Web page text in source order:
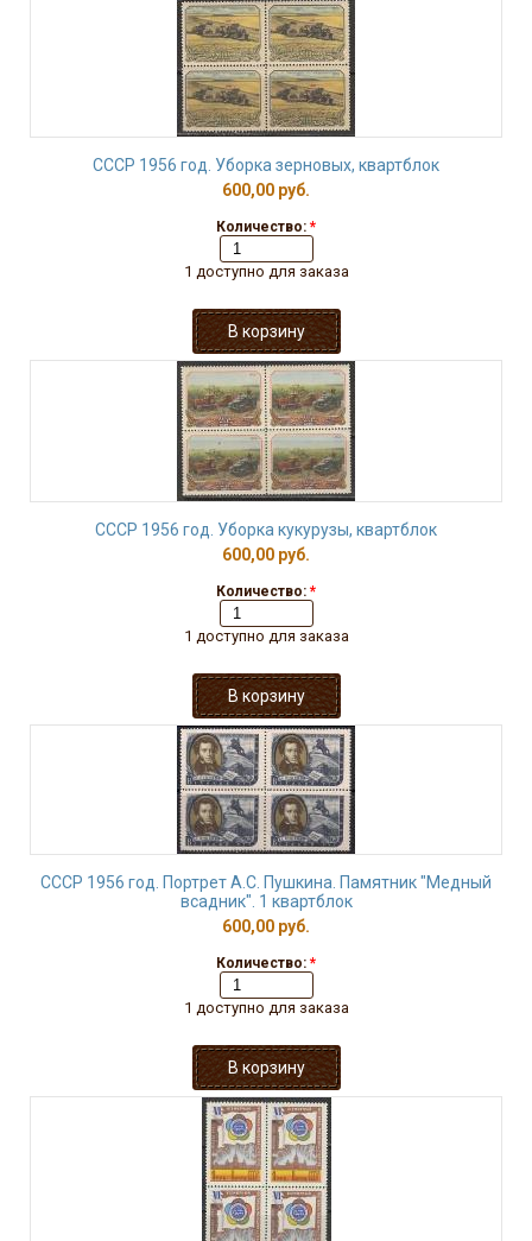
СССР 1956 год. Уборка зерновых, квартблок
600,00 руб.
Количество: *
1 доступно для заказа
СССР 1956 год. Уборка кукурузы, квартблок
600,00 руб.
Количество: *
1 доступно для заказа
СССР 1956 год. Портрет А.С. Пушкина. Памятник "Медный
всадник". 1 квартблок
600,00 руб.
Количество: *
1 доступно для заказа